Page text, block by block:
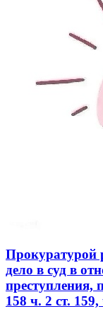
Прокуратурой
дело в суд в
преступления,
158 ч. 2 ст.